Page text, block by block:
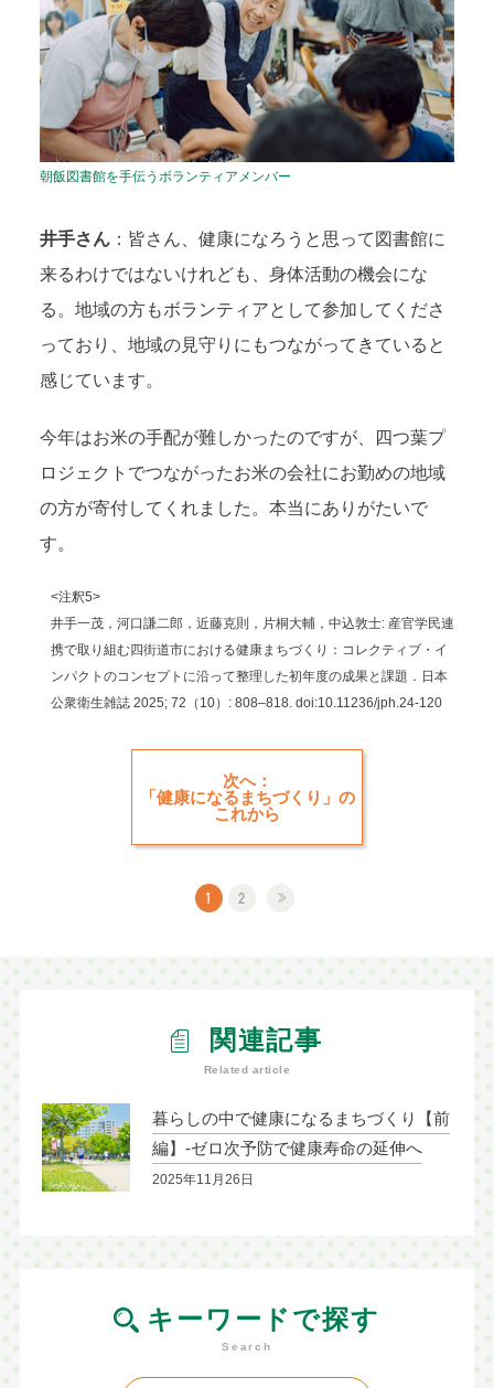
朝飯図書館を手伝うボランティアメンバー
井手さん：皆さん、健康になろうと思って図書館に
来るわけではないけれども、身体活動の機会にな
る。地域の方もボランティアとして参加してくださ
っており、地域の見守りにもつながってきていると
感じています。
今年はお米の手配が難しかったのですが、四つ葉プ
ロジェクトでつながったお米の会社にお勤めの地域
の方が寄付してくれました。本当にありがたいで
す。
<注釈5>
井手一茂，河口謙二郎，近藤克則，片桐大輔，中込敦士: 産官学民連
携で取り組む四街道市における健康まちづくり：コレクティブ・イ
ンパクトのコンセプトに沿って整理した初年度の成果と課題．日本
公衆衛生雑誌 2025; 72（10）: 808–818. doi:10.11236/jph.24-120
次へ：
「健康になるまちづくり」の
これから
1 2
関連記事
Related article
暮らしの中で健康になるまちづくり【前
編】-ゼロ次予防で健康寿命の延伸へ
2025年11月26日
キーワードで探す